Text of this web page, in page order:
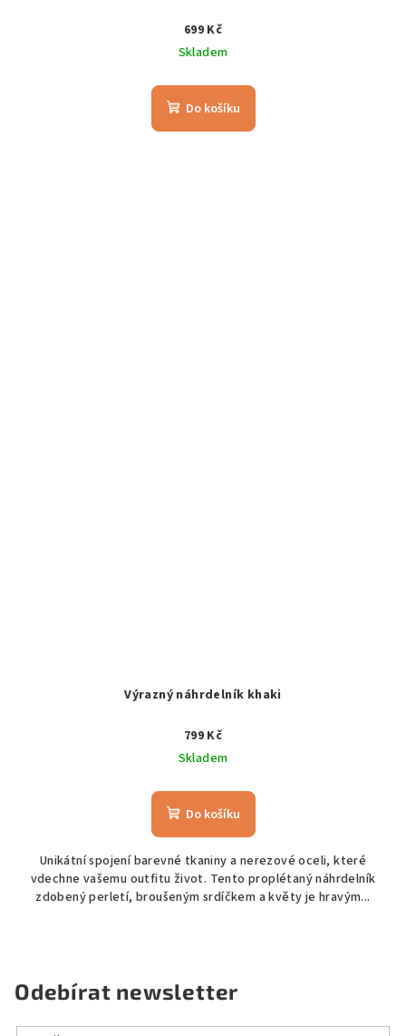
699 Kč
Skladem
Do košíku
Výrazný náhrdelník khaki
799 Kč
Skladem
Do košíku
Unikátní spojení barevné tkaniny a nerezové oceli, které
vdechne vašemu outfitu život. Tento proplétaný náhrdelník
zdobený perletí, broušeným srdíčkem a květy je hravým...
Odebírat newsletter